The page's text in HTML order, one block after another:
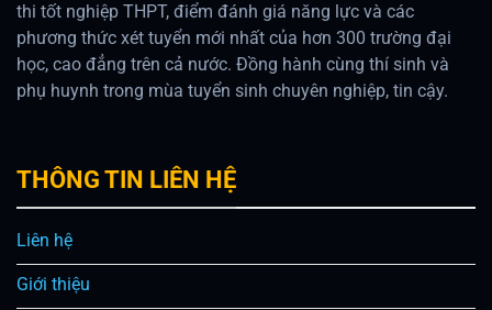
thi tốt nghiệp THPT, điểm đánh giá năng lực và các
phương thức xét tuyển mới nhất của hơn 300 trường đại
học, cao đẳng trên cả nước. Đồng hành cùng thí sinh và
phụ huynh trong mùa tuyển sinh chuyên nghiệp, tin cậy.
THÔNG TIN LIÊN HỆ
Liên hệ
Giới thiệu